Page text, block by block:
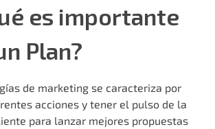
es importante
Plan?
de marketing se caracteriza por
acciones y tener el pulso de la
para lanzar mejores propuestas